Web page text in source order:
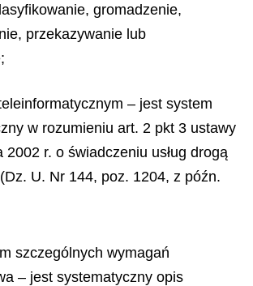
gromadzenie,
przekazywanie lub
– jest system
w rozumieniu art. 2 pkt 3 ustawy
2002 r. o świadczeniu usług drogą
U. Nr 144, poz. 1204, z późn.
szczególnych wymagań
– jest systematyczny opis